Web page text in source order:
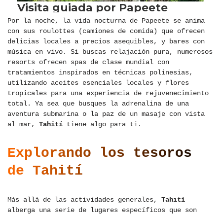
Por la noche, la vida nocturna de Papeete se anima
con sus roulottes (camiones de comida) que ofrecen
delicias locales a precios asequibles, y bares con
música en vivo. Si buscas relajación pura, numerosos
resorts ofrecen spas de clase mundial con
tratamientos inspirados en técnicas polinesias,
utilizando aceites esenciales locales y flores
tropicales para una experiencia de rejuvenecimiento
total. Ya sea que busques la adrenalina de una
aventura submarina o la paz de un masaje con vista
al mar, Tahití tiene algo para ti.
Explorando los tesoros
de Tahití
Más allá de las actividades generales, Tahití
alberga una serie de lugares específicos que son